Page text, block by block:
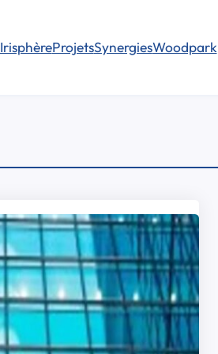
IrisphèreProjetsSynergiesWoodpark